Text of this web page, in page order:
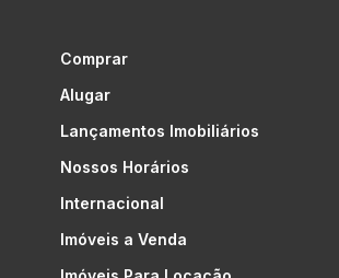
Comprar
Alugar
Lançamentos Imobiliários
Nossos Horários
Internacional
Imóveis a Venda